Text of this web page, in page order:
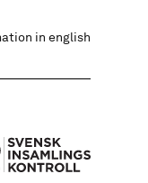
in english